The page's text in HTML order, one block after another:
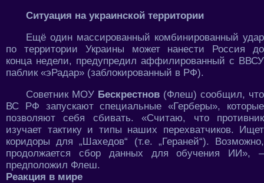
Ситуация на украинской территории
Ещё один массированный комбинированный удар
по территории Украины может нанести Россия до
конца недели, предупредил аффилированный с ВВСУ
паблик «эРадар» (заблокированный в РФ).
Советник МОУ Бескрестнов (Флеш) сообщил, что
ВС РФ запускают специальные «Герберы», которые
позволяют себя сбивать. «Считаю, что противник
изучает тактику и типы наших перехватчиков. Ищет
коридоры для „Шахедов“ (т.е. „Гераней“). Возможно,
продолжается сбор данных для обучения ИИ», –
предположил Флеш.
Реакция в мире